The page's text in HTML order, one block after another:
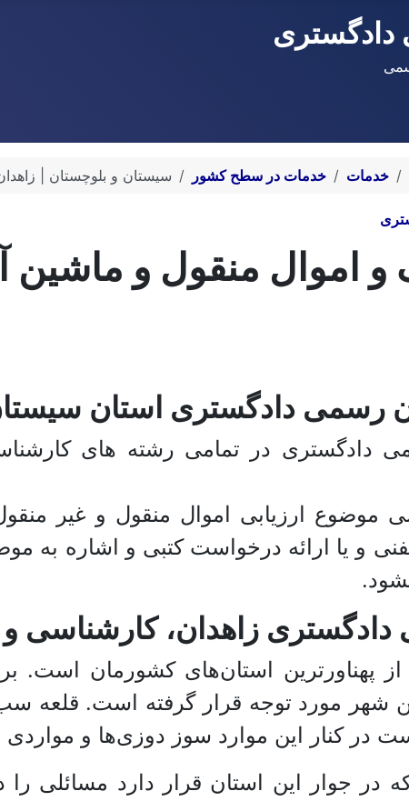
خدمات خدمات در سطح کشور سیستان و بلوچستان |
و اموال منقول و
رسمی دادگستری استان
دادگستری در تمامی رشته های
موضوع ارزیابی اموال منقول و غیر
و یا ارائه درخواست کتبی و اشاره به
زاهدان، کارشناسی و
پهناور‌ترین استان‌های کشورمان
مورد توجه قرار گرفته است. قلعه سب،
در کنار این موارد سوز دوزی‌ها و
در جوار این استان قرار دارد مسائلی